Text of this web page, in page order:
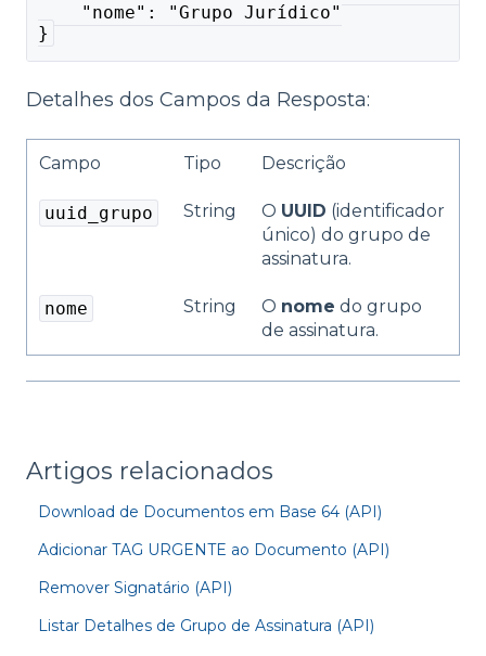
    "nome": "Grupo Jurídico"
}
Detalhes dos Campos da Resposta:
Campo Tipo Descrição
uuid_grupo String O UUID (identificador
único) do grupo de
assinatura.
nome String O nome do grupo
de assinatura.
Artigos relacionados
Download de Documentos em Base 64 (API)
Adicionar TAG URGENTE ao Documento (API)
Remover Signatário (API)
Listar Detalhes de Grupo de Assinatura (API)